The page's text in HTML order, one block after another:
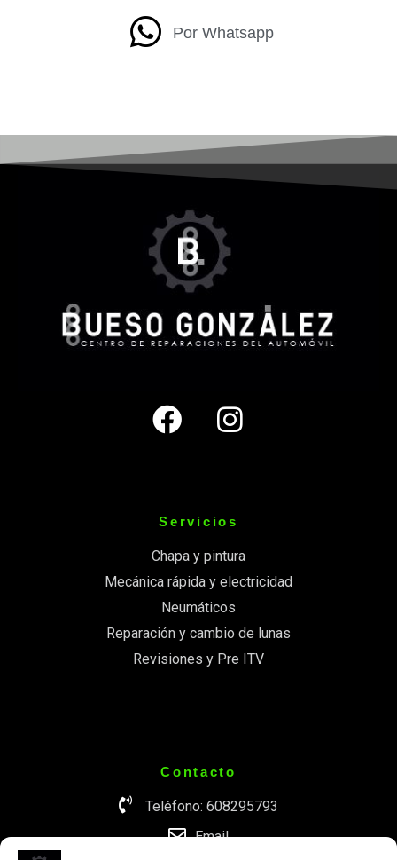
Por Whatsapp
Servicios
Chapa y pintura
Mecánica rápida y electricidad
Neumáticos
Reparación y cambio de lunas
Revisiones y Pre ITV
Contacto
Teléfono: 608295793
Email